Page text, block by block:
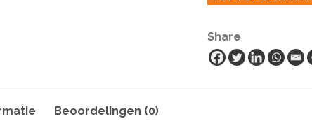
aantal
Share
Beoordelingen (0)